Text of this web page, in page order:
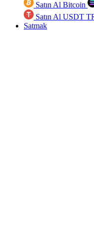
Satın Al Bitcoin
Satın Al USDT
Satmak